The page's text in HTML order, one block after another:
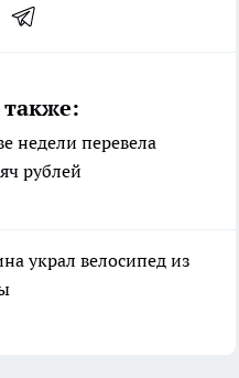
недели перевела
рублей
украл велосипед из